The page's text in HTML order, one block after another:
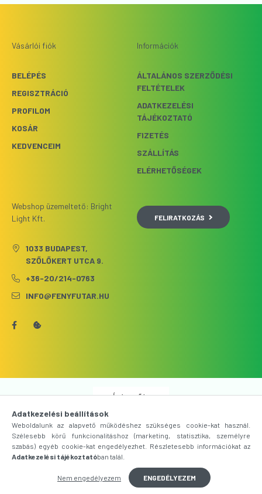
Vásárlói fiók
BELÉPÉS
REGISZTRÁCIÓ
PROFILOM
KOSÁR
KEDVENCEIM
Információk
ÁLTALÁNOS SZERZŐDÉSI
FELTÉTELEK
ADATKEZELÉSI
TÁJÉKOZTATÓ
FIZETÉS
SZÁLLÍTÁS
ELÉRHETŐSÉGEK
Webshop üzemeltető: Bright
Light Kft.
1033 BUDAPEST,
SZŐLŐKERT UTCA 9.
+36-20/214-0763
INFO@FENYFUTAR.HU
FELIRATKOZÁS
Árukereső.hu
Adatkezelési beállítások
Weboldalunk az alapvető működéshez szükséges cookie-kat használ.
Szélesebb körű funkcionalitáshoz (marketing, statisztika, személyre
szabás) egyéb cookie-kat engedélyezhet. Részletesebb információkat az
Adatkezelési tájékoztatóban talál.
Nem engedélyezem ENGEDÉLYEZEM